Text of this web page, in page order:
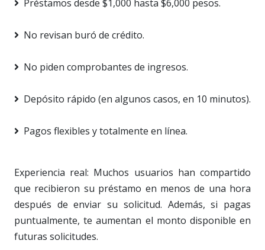
Préstamos desde $1,000 hasta $6,000 pesos.
No revisan buró de crédito.
No piden comprobantes de ingresos.
Depósito rápido (en algunos casos, en 10 minutos).
Pagos flexibles y totalmente en línea.
Experiencia real: Muchos usuarios han compartido
que recibieron su préstamo en menos de una hora
después de enviar su solicitud. Además, si pagas
puntualmente, te aumentan el monto disponible en
futuras solicitudes.